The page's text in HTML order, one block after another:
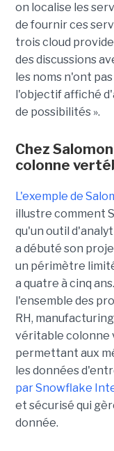
on localise les
de fournir ces
trois cloud
des discussions
les noms n'ont
l'objectif affiché
de possibilités ».
Chez
colonne
L'exemple de
illustre comment
qu'un outil
a débuté son
un périmètre
a quatre à cinq
l'ensemble des
RH,
véritable colonne
permettant aux
les données
par Snowflake
et sécurisé qui
donnée.